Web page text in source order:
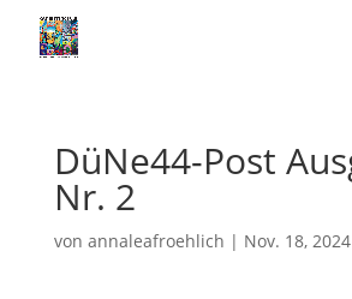
DüNe44-Post
Nr. 2
von annaleafroehlich | Nov. 18, 2024